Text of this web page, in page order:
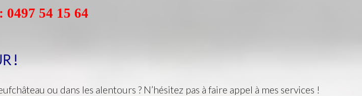
54 15 64
!
ou dans les alentours ? N’hésitez pas à faire appel à mes services !